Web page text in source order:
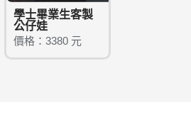
學士畢業生客製
公仔娃
價格：3380 元